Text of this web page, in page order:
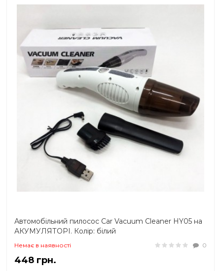
Автомобільний пилосос Car Vacuum Cleaner HY05 на
АКУМУЛЯТОРІ. Колір: білий
Немає в наявності 0
448 грн.